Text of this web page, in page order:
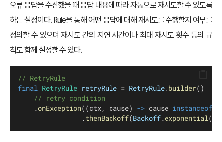
오류 응답을 수신했을 때 응답 내용에 따라 자동으로 재시도할 수 있도록
하는 설정이다. Rule을 통해 어떤 응답에 대해 재시도를 수행할지 여부를
정의할 수 있으며 재시도 간의 지연 시간이나 최대 재시도 횟수 등의 규
칙도 함께 설정할 수 있다.
// RetryRule
final RetryRule retryRule = RetryRule.builder()
// retry condition
    .
onException((ctx, cause) -> cause instanceof
                .
thenBackoff(Backoff.exponential(